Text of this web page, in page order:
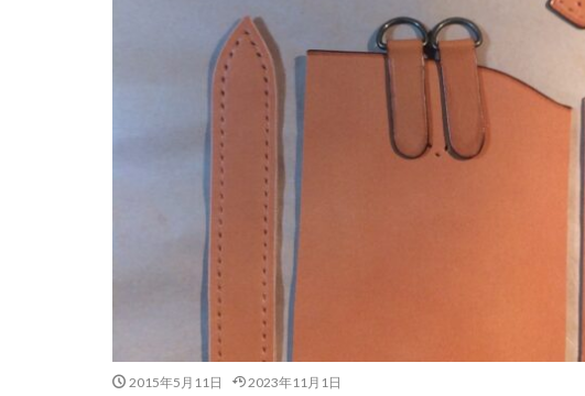
2015年5月11日 2023年11月1日